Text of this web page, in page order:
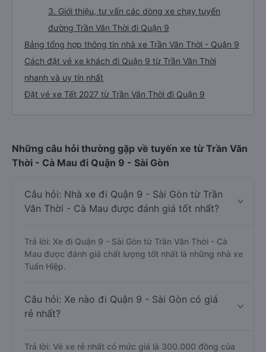
3. Giới thiệu, tư vấn các dòng xe chạy tuyến
đường Trần Văn Thời đi Quận 9
Bảng tổng hợp thông tin nhà xe Trần Văn Thời - Quận 9
Cách đặt vé xe khách đi Quận 9 từ Trần Văn Thời
nhanh và uy tín nhất
Đặt vé xe Tết 2027 từ Trần Văn Thời đi Quận 9
Những câu hỏi thường gặp về tuyến xe từ Trần Văn
Thời - Cà Mau đi Quận 9 - Sài Gòn
Câu hỏi: Nhà xe đi Quận 9 - Sài Gòn từ Trần
Văn Thời - Cà Mau được đánh giá tốt nhất?
Trả lời: Xe đi Quận 9 - Sài Gòn từ Trần Văn Thời - Cà
Mau được đánh giá chất lượng tốt nhất là những nhà xe
Tuấn Hiệp.
Câu hỏi: Xe nào đi Quận 9 - Sài Gòn có giá
rẻ nhất?
Trả lời: Vé xe rẻ nhất có mức giá là 300.000 đồng của